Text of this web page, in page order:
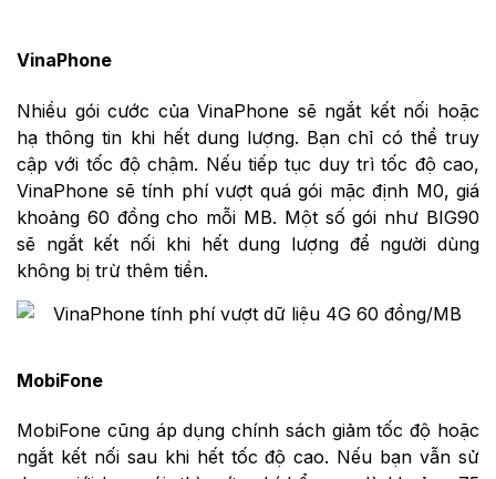
VinaPhone
Nhiều gói cước của VinaPhone sẽ ngắt kết nối hoặc
hạ thông tin khi hết dung lượng. Bạn chỉ có thể truy
cập với tốc độ chậm. Nếu tiếp tục duy trì tốc độ cao,
VinaPhone sẽ tính phí vượt quá gói mặc định M0, giá
khoảng 60 đồng cho mỗi MB. Một số gói như BIG90
sẽ ngắt kết nối khi hết dung lượng để người dùng
không bị trừ thêm tiền.
MobiFone
MobiFone cũng áp dụng chính sách giảm tốc độ hoặc
ngắt kết nối sau khi hết tốc độ cao. Nếu bạn vẫn sử